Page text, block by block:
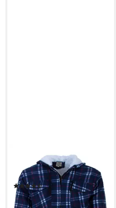
Arbeitsjacke Thermojacke
Hoodie Holzfällerjacke
(6)
23,95 €
lieferbar - in 3-4 Werktagen bei dir